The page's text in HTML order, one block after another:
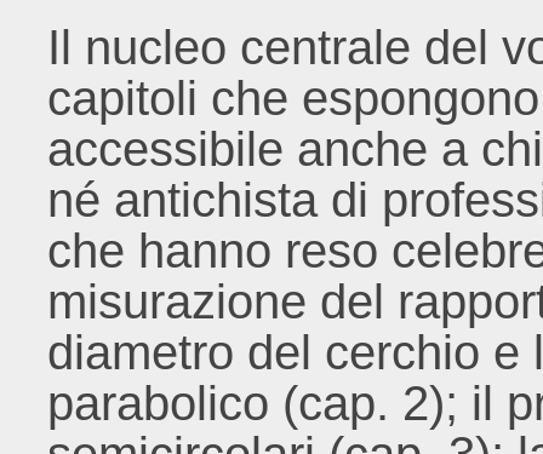
Il nucleo centrale del
capitoli che
accessibile anche a
né antichista di
che hanno reso
misurazione del
diametro del cerchio e
parabolico (cap. 2); il